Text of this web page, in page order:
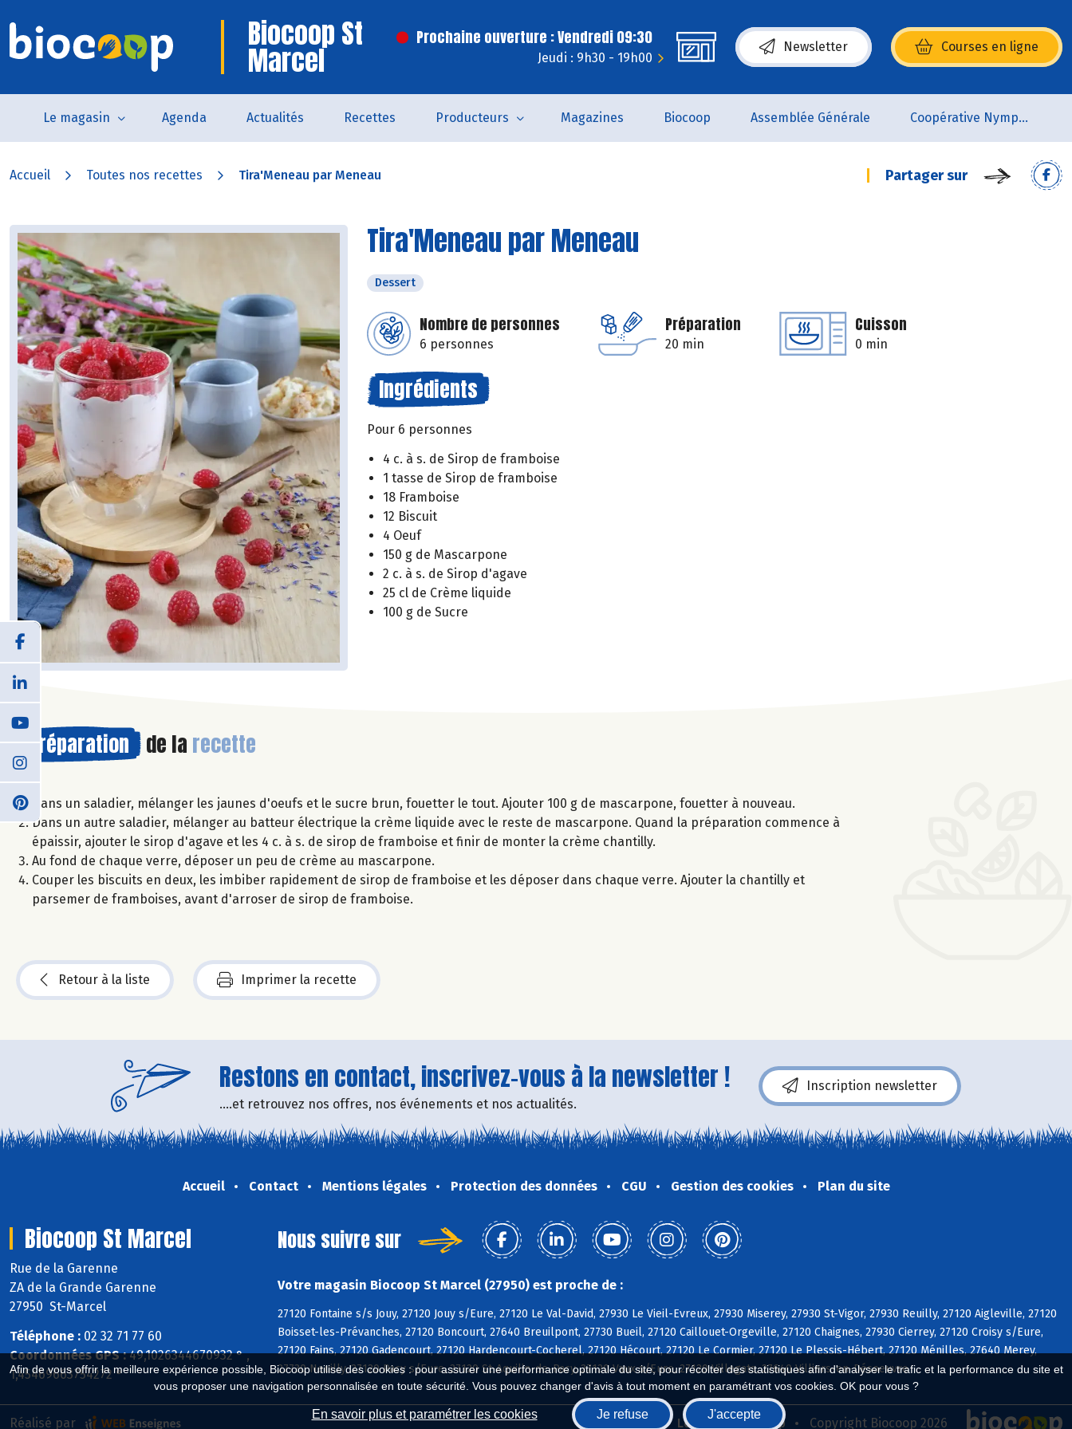
Afin de vous offrir la meilleure expérience possible, Biocoop utilise des cookies : pour assurer une performance optimale du site, pour récolter des statistiques afin d'analyser le trafic et la performance du site et
vous proposer une navigation personnalisée en toute sécurité. Vous pouvez changer d'avis à tout moment en paramétrant vos cookies. OK pour vous ?
En savoir plus et paramétrer les cookies Je refuse J'accepte
Biocoop St
Marcel
Prochaine ouverture : Vendredi 09:30
Jeudi : 9h30 - 19h00
Newsletter Courses en ligne
(s’ouvre dans une nouvelle fenêtre)
Le magasin Agenda Actualités Recettes Producteurs Magazines Biocoop Assemblée Générale Coopérative Nymphéa
Accueil Toutes nos recettes Tira'Meneau par Meneau Partager sur
Tira'Meneau par Meneau
Dessert
Nombre de personnes
6 personnes
Préparation
20 min
Cuisson
0 min
Ingrédients
Pour 6 personnes
4 c. à s. de Sirop de framboise
1 tasse de Sirop de framboise
18 Framboise
12 Biscuit
4 Oeuf
150 g de Mascarpone
2 c. à s. de Sirop d'agave
25 cl de Crème liquide
100 g de Sucre
Préparation de la recette
Dans un saladier, mélanger les jaunes d'oeufs et le sucre brun, fouetter le tout. Ajouter 100 g de mascarpone, fouetter à nouveau.
Dans un autre saladier, mélanger au batteur électrique la crème liquide avec le reste de mascarpone. Quand la préparation commence à
épaissir, ajouter le sirop d'agave et les 4 c. à s. de sirop de framboise et finir de monter la crème chantilly.
Au fond de chaque verre, déposer un peu de crème au mascarpone.
Couper les biscuits en deux, les imbiber rapidement de sirop de framboise et les déposer dans chaque verre. Ajouter la chantilly et
parsemer de framboises, avant d'arroser de sirop de framboise.
Retour à la liste Imprimer la recette
Restons en contact, inscrivez-vous à la newsletter !
....et retrouvez nos offres, nos événements et nos actualités.
Inscription newsletter
Accueil Contact Mentions légales Protection des données CGU Gestion des cookies Plan du site
Biocoop St Marcel
Rue de la Garenne
ZA de la Grande Garenne
27950 St-Marcel
Téléphone : 02 32 71 77 60
Coordonnées GPS :49,1026344670932 ° ,
1,45469663754272 °
Nous suivre sur
Votre magasin Biocoop St Marcel (27950) est proche de :
27120 Fontaine s/s Jouy, 27120 Jouy s/Eure, 27120 Le Val-David, 27930 Le Vieil-Evreux, 27930 Miserey, 27930 St-Vigor, 27930 Reuilly, 27120 Aigleville, 27120
Boisset-les-Prévanches, 27120 Boncourt, 27640 Breuilpont, 27730 Bueil, 27120 Caillouet-Orgeville, 27120 Chaignes, 27930 Cierrey, 27120 Croisy s/Eure,
27120 Fains, 27120 Gadencourt, 27120 Hardencourt-Cocherel, 27120 Hécourt, 27120 Le Cormier, 27120 Le Plessis-Hébert, 27120 Ménilles, 27640 Merey,
27730 Neuilly, 27120 Pacy s/Eure, 27120 St-Aquilin-de-Pacy, 27120 Vaux s/Eure, 27120 Villegats, 27640 Villiers-en-Désoeuvre
Biocoop.fr Le réseau Biocoop Copyright Biocoop 2026
Réalisé par